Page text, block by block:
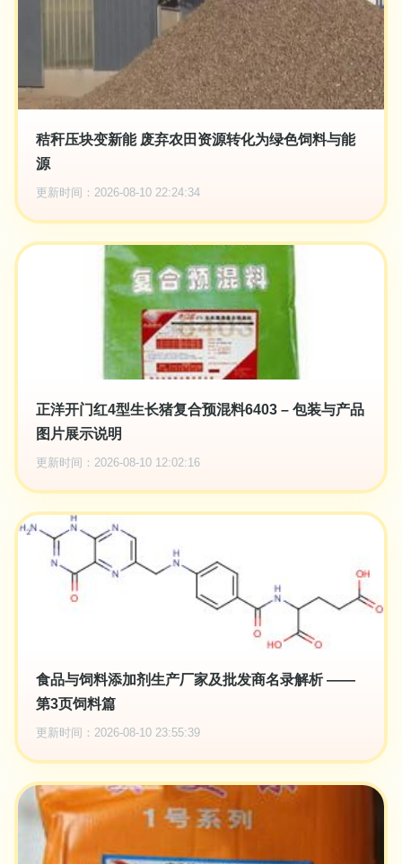
秸秆压块变新能 废弃农田资源转化为绿色饲料与能
源
更新时间：2026-08-10 22:24:34
正洋开门红4型生长猪复合预混料6403 – 包装与产品
图片展示说明
更新时间：2026-08-10 12:02:16
食品与饲料添加剂生产厂家及批发商名录解析 ——
第3页饲料篇
更新时间：2026-08-10 23:55:39